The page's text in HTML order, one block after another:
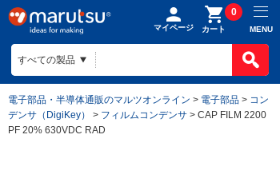
マイページ カート
0
MENU
電子部品・半導体通販のマルツオンライン > 電子部品 > コン
デンサ（DigiKey）
> フィルムコンデンサ > CAP FILM 2200
PF 20% 630VDC RAD